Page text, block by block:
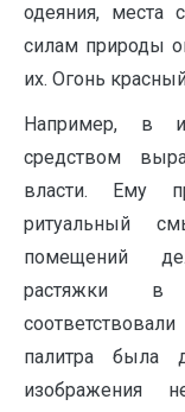
одеяния, места
силам природы
их. Огонь
Например, в
средством
власти. Ему
ритуальный
помещений
растяжки в
палитра была
изображения